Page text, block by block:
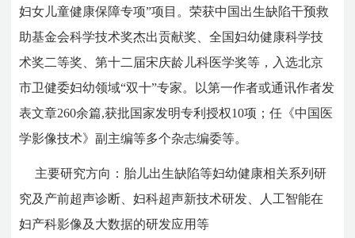
妇女儿童健康保障专项”项目。荣获中国出生缺陷干预救
助基金会科学技术奖杰出贡献奖、全国妇幼健康科学技
术奖二等奖、第十二届宋庆龄儿科医学奖等，入选北京
市卫健委妇幼领域“双十”专家。以第一作者或通讯作者发
表文章260余篇,获批国家发明专利授权10项；任《中国医
学影像技术》副主编等多个杂志编委等。
主要研究方向：胎儿出生缺陷等妇幼健康相关系列研
究及产前超声诊断、妇科超声新技术研发、人工智能在
妇产科影像及大数据的研发应用等